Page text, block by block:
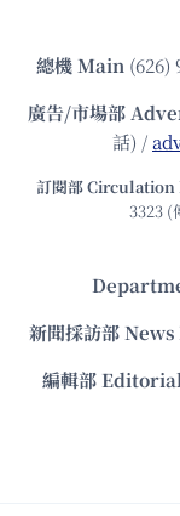
總機Main (626)
廣告/市場部
話) /
訂閱部
3323 (
新聞採訪部
編輯部